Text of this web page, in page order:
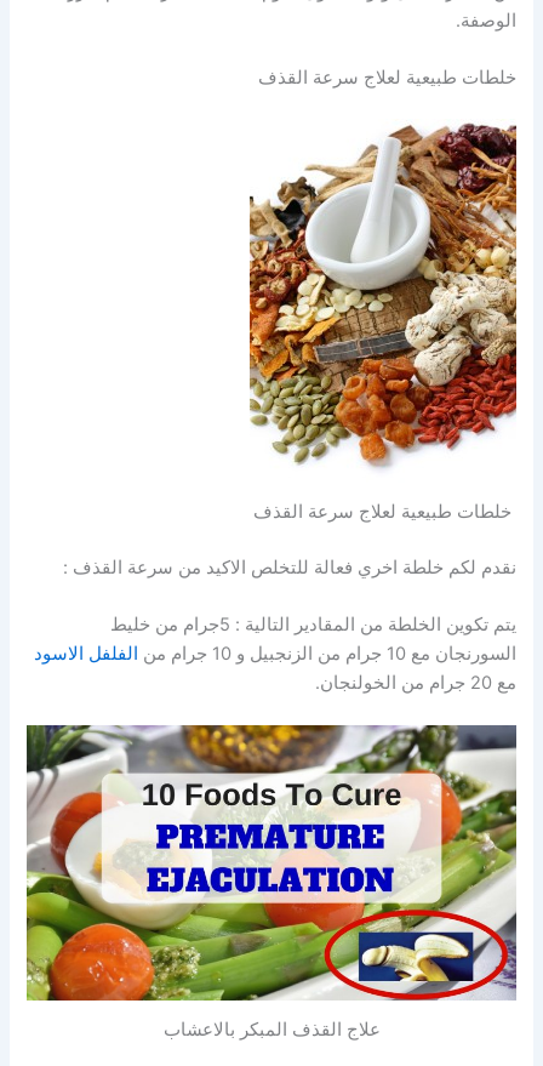
الوصفة.
خلطات طبيعية لعلاج سرعة القذف
خلطات طبيعية لعلاج سرعة القذف
نقدم لكم خلطة اخري فعالة للتخلص الاكيد من سرعة القذف :
يتم تكوين الخلطة من المقادير التالية : 5جرام من خليط
السورنجان مع 10 جرام من الزنجبيل و 10 جرام من
الفلفل الاسود
مع 20 جرام من الخولنجان.
علاج القذف المبكر بالاعشاب